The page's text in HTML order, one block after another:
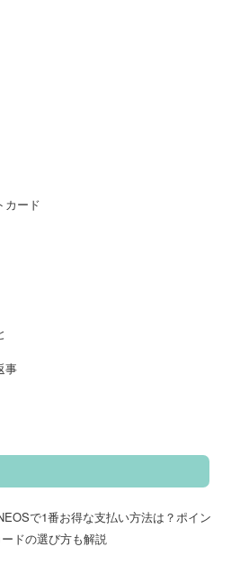
カード
事
で1番お得な支払い方法は？ポイン
ドの選び方も解説